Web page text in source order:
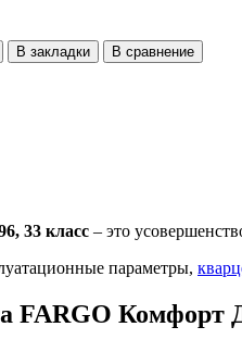
В закладки В сравнение
33 класс – это
параметры,
FARGO Комфорт